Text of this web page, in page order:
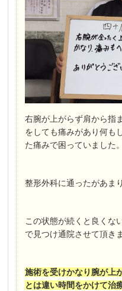
右腕が上がらず肩から指
をしても痛みがあり何も
た痛みで困っていました。
整形外科に通ったがあま
この状態が続くと良くな
で見つけ通院させて頂き
施術を受けかなり腕が上
とは違い時間をかけて治